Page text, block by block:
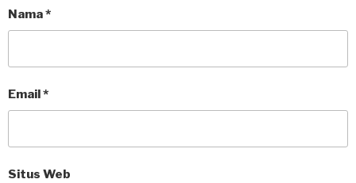
Nama*
Email*
Situs Web